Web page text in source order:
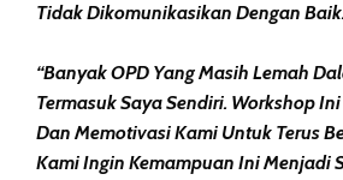
Tidak Dikomunikasikan Dengan
“Banyak OPD Yang Masih Lemah
Termasuk Saya Sendiri. Workshop
Dan Memotivasi Kami Untuk Terus
Kami Ingin Kemampuan Ini Menjadi